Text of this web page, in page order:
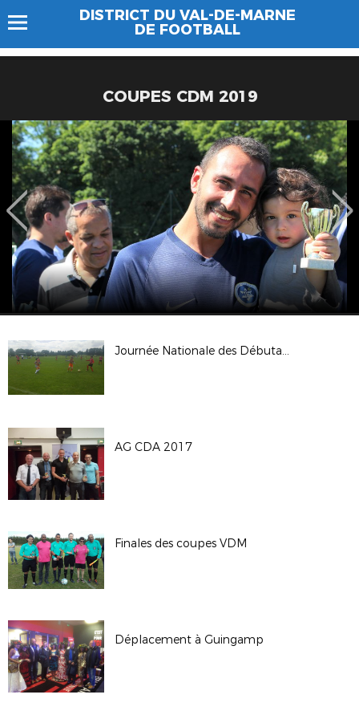
DISTRICT DU VAL-DE-MARNE
DE FOOTBALL
COUPES CDM 2019
Journée Nationale des Débutants 2018
AG CDA 2017
Finales des coupes VDM
Déplacement à Guingamp